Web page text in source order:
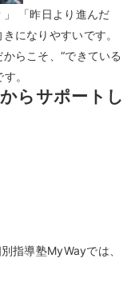
「昨日より進んだ
になりやすいです。
らこそ、“できている
。
らサポートし
指導塾MyWayでは、